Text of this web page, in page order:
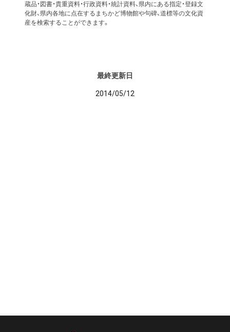
蔵品・図書・貴重資料・行政資料・統計資料、県内にある指定・登録文
化財、県内各地に点在するまちかど博物館や句碑、道標等の文化資
産を検索することができます。
最終更新日
2014/05/12